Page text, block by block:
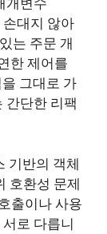
개변수
손대지 않아
는 주문 개
한 제어를
그대로 가
간단한 리팩
기반의 객체
호환성 문제
출이나 사용
서로 다릅니